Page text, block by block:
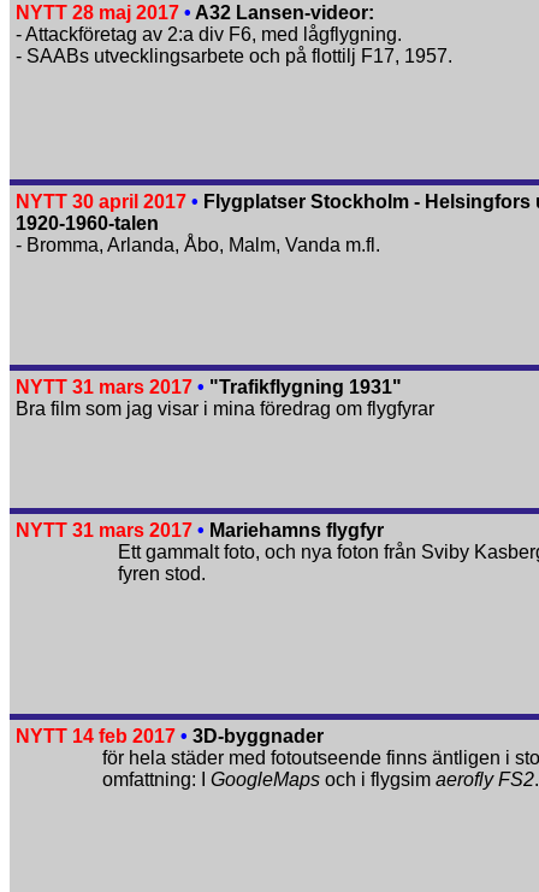
NYTT 28 maj 2017 • A32 Lansen-videor:
- Attackföretag av 2:a div F6, med lågflygning.
- SAABs utvecklingsarbete och på flottilj F17, 1957.
NYTT 30 april 2017 • Flygplatser Stockholm - Helsingfors
1920-1960-talen
- Bromma, Arlanda, Åbo, Malm, Vanda m.fl.
NYTT 31 mars 2017 • "Trafikflygning 1931"
Bra film som jag visar i mina föredrag om flygfyrar
NYTT 31 mars 2017 • Mariehamns flygfyr
Ett gammalt foto, och nya foton från Sviby
fyren stod.
NYTT 14 feb 2017 • 3D-byggnader
för hela städer med foto­utseende finns äntligen i
omfattning: I GoogleMaps och i flygsim aerofly FS2.